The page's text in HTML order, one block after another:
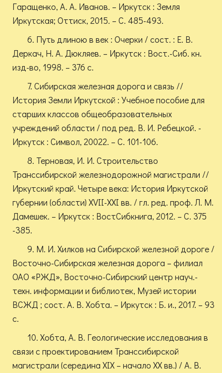
Гаращенко, А. А. Иванов. – Иркутск : Земля
Иркутская; Оттиск, 2015. – С. 485-493.
6. Путь длиною в век : Очерки / сост. : Е. В.
Деркач, Н. А. Дюкляев. – Иркутск : Вост.-Сиб. кн.
изд-во, 1998. – 376 с.
7. Сибирская железная дорога и связь //
История Земли Иркутской : Учебное пособие для
старших классов общеобразовательных
учреждений области / под ред. В. И. Ребецкой. -
Иркутск : Символ, 20022. – С. 101-106.
8. Терновая, И. И. Строительство
Транссибирской железнодорожной магистрали //
Иркутский край. Четыре века: История Иркутской
губернии (области) XVII-XXI вв. / гл. ред. проф. Л. М.
Дамешек. – Иркутск : ВостСибкнига, 2012. – С. 375
-385.
9. М. И. Хилков на Сибирской железной дороге /
Восточно-Сибирская железная дорога – филиал
ОАО «РЖД», Восточно-Сибирский центр науч.-
техн. информации и библиотек, Музей истории
ВСЖД ; сост. А. В. Хобта. – Иркутск : Б. и., 2017. – 93
с.
10. Хобта, А. В. Геологические исследования в
связи с проектированием Транссибирской
магистрали (середина XIX – начало XX вв.) / А. В.